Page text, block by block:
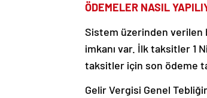
ÖDEMELER NASIL
Sistem üzerinden verilen
imkanı var. İlk taksitler 1
taksitler için son ödeme
Gelir Vergisi Genel